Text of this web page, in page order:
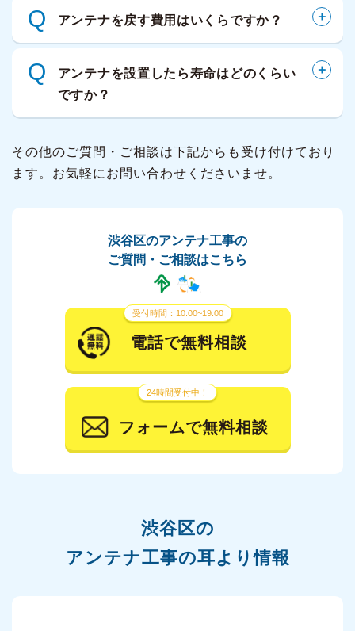
Q アンテナを戻す費用はいくらですか？
Q
アンテナを設置したら寿命はどのくらい
ですか？
その他のご質問・ご相談は下記からも受け付けており
ます。お気軽にお問い合わせくださいませ。
渋谷区のアンテナ工事の
ご質問・ご相談はこちら
受付時間：10:00~19:00
電話で無料相談
24時間受付中！
フォームで無料相談
渋谷区の
アンテナ工事の耳より情報